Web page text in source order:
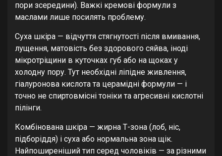
пори зсередини). Важкі кремові формули з
маслами лише посилять проблему.
Суха шкіра — відчуття стягнутості після вмивання,
лущення, матовість без здорового сяйва, іноді
мікротріщини в куточках губ або на щоках у
холодну пору. Тут необхідні ліпідне живлення,
гіалуронова кислота та церамідні формули — і
точно не спиртовмісні тоніки та агресивні кислотні
пілінги.
Комбінована шкіра — жирна Т-зона (лоб, ніс,
підборіддя) і суха або нормальна зона щік.
Найпоширеніший тип серед чоловіків — за різними